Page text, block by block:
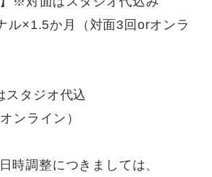
ル×1.5か月（対面3回orオンラ
スタジオ代込
ンライン）
時調整につきましては、